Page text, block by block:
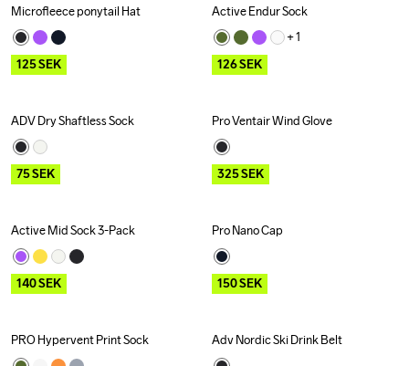
Outlet
Microfleece ponytail Hat
125SEK
Outlet
Active Endur Sock
+ 1
126SEK
Outlet Recycled
ADV Dry Shaftless Sock
75SEK
Outlet
Pro Ventair Wind Glove
325SEK
Outlet
Active Mid Sock 3-Pack
140SEK
Outlet
Pro Nano Cap
150SEK
Outlet
PRO Hypervent Print Sock Outlet
Adv Nordic Ski Drink Belt